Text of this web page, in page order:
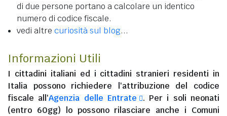
di due persone portano a calcolare un identico
numero di codice fiscale.
vedi altre curiosità sul blog...
Informazioni Utili
I cittadini italiani ed i cittadini stranieri residenti in
Italia possono richiedere l'attribuzione del codice
fiscale all'Agenzia delle Entrate
. Per i soli neonati
(entro 60gg) lo possono rilasciare anche i Comuni